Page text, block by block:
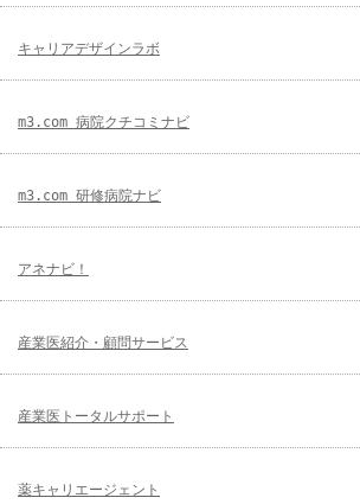
キャリアデザインラボ
m3.com 病院クチコミナビ
m3.com 研修病院ナビ
アネナビ！
産業医紹介・顧問サービス
産業医トータルサポート
薬キャリエージェント